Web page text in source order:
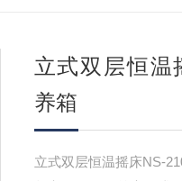
立式双层恒温
养箱
立式双层恒温摇床NS-